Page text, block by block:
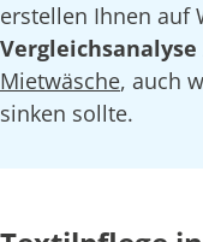
erstellen Ihnen auf
Vergleichsanalyse
Mietwäsche, auch
sinken sollte.